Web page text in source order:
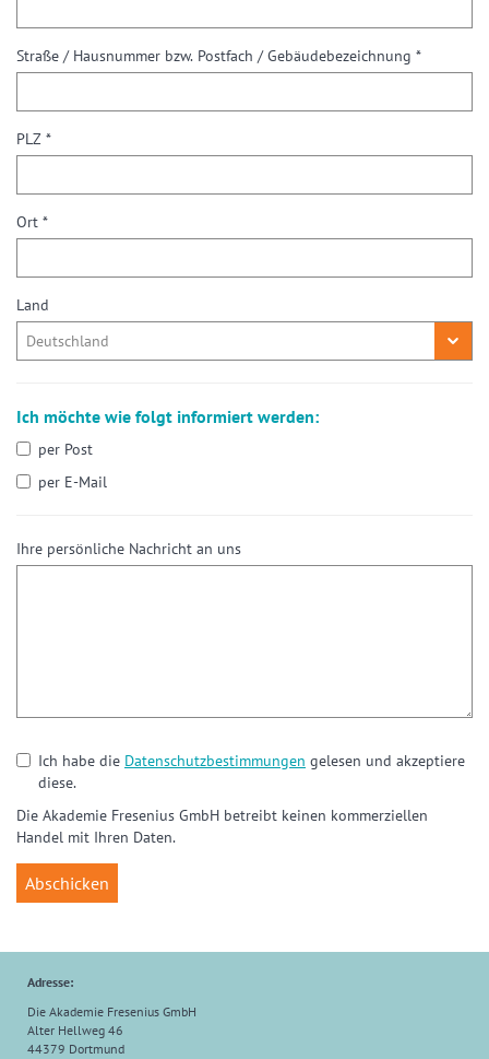
Straße / Hausnummer bzw. Postfach / Gebäudebezeichnung *
PLZ *
Ort *
Land
Ich möchte wie folgt informiert werden:
per Post
per E-Mail
Ihre persönliche Nachricht an uns
Ich habe die Datenschutzbestimmungen gelesen und akzeptiere
diese.
Die Akademie Fresenius GmbH betreibt keinen kommerziellen
Handel mit Ihren Daten.
Adresse:
Die Akademie Fresenius GmbH
Alter Hellweg 46
44379 Dortmund